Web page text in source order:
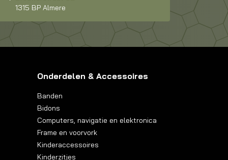
1315 BP Almere
Onderdelen & Accessoires
Banden
Bidons
Computers, navigatie en elektronica
Frame en voorvork
Kinderaccessoires
Kinderzitjes